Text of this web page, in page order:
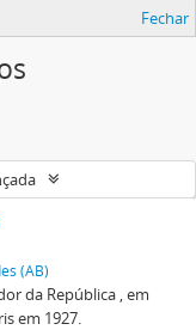
Fechar
(AB)
da República , em
em 1927.